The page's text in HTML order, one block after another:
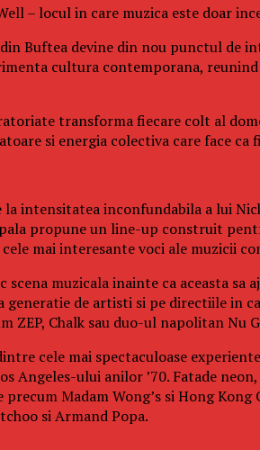
– locul in care muzica este doar
Buftea devine din nou punctul de
cultura contemporana,
transforma fiecare colt al
si energia colectiva care face ca
intensitatea inconfundabila a lui
propune un line-up construit
mai interesante voci ale muzicii
scena muzicala inainte ca aceasta
de artisti si pe directiile in
Chalk sau duo-ul napolitan Nu
cele mai spectaculoase
Angeles-ului anilor ’70. Fatade
Madam Wong’s si Hong
si Armand Popa.